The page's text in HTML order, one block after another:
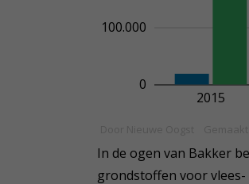
In de ogen van Bakker
grondstoffen voor